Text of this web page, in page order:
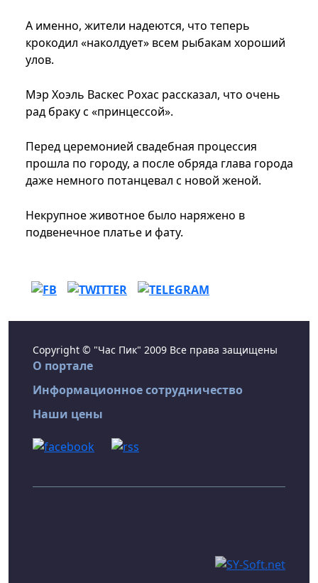
А именно, жители надеются, что теперь
крокодил «наколдует» всем рыбакам хороший
улов.
Мэр Хоэль Васкес Рохас рассказал, что очень
рад браку с «принцессой».
Перед церемонией свадебная процессия
прошла по городу, а после обряда глава города
даже немного потанцевал с новой женой.
Некрупное животное было наряжено в
подвенечное платье и фату.
Copyright © "Час Пик" 2009 Все права защищены
О портале
Информационное сотрудничество
Наши цены